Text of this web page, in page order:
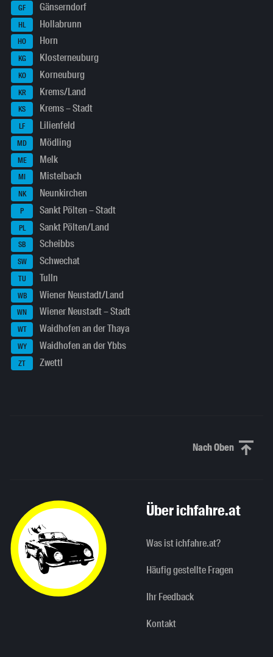
GF Gänserndorf
HL Hollabrunn
HO Horn
KG Klosterneuburg
KO Korneuburg
KR Krems/Land
KS Krems – Stadt
LF Lilienfeld
MD Mödling
ME Melk
MI Mistelbach
NK Neunkirchen
P Sankt Pölten – Stadt
PL Sankt Pölten/Land
SB Scheibbs
SW Schwechat
TU Tulln
WB Wiener Neustadt/Land
WN Wiener Neustadt – Stadt
WT Waidhofen an der Thaya
WY Waidhofen an der Ybbs
ZT Zwettl
Nach ObenNach oben
Über ichfahre.at
Was ist ichfahre.at?
Häufig gestellte Fragen
Ihr Feedback
Kontakt